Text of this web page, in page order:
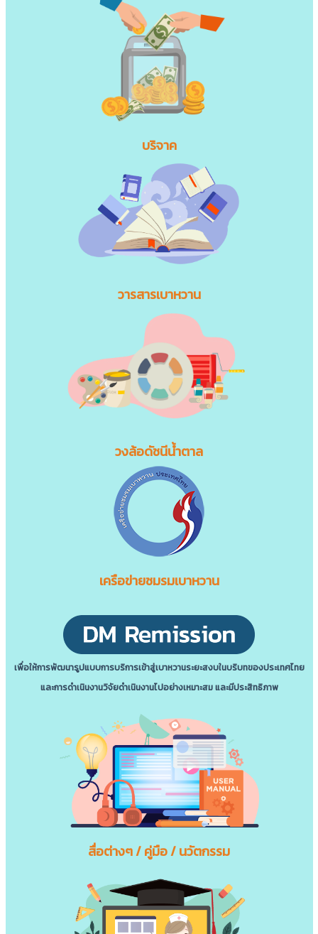
บริจาค
วารสารเบาหวาน
วงล้อดัชนีน้ำตาล
เครือข่ายชมรมเบาหวาน
เพื่อให้การพัฒนารูปแบบการบริการเข้าสู่เบาหวานระยะสงบในบริบทของประเทศไทย
และการดําเนินงานวิจัยดําเนินงานไปอย่างเหมาะสม และมีประสิทธิภาพ
สื่อต่างๆ / คู่มือ / นวัตกรรม